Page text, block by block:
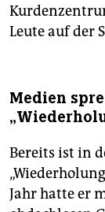
Leute auf der
Medien
Bereits ist in
Jahr hatte er